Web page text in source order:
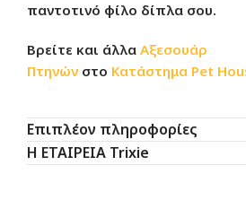
παντοτινό φίλο δίπλα σου.
Βρείτε και άλλα Αξεσουάρ
Πτηνών στο Κατάστημα Pet
Επιπλέον πληροφορίες
Η ΕΤΑΙΡΕΙΑ Trixie